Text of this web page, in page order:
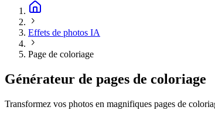
Effets de photos IA
Page de coloriage
Générateur de pages de coloriage
Transformez vos photos en magnifiques pages de